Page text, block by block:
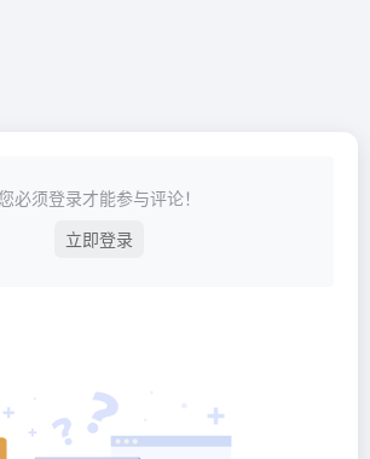
您必须登录才能参与评论！
立即登录